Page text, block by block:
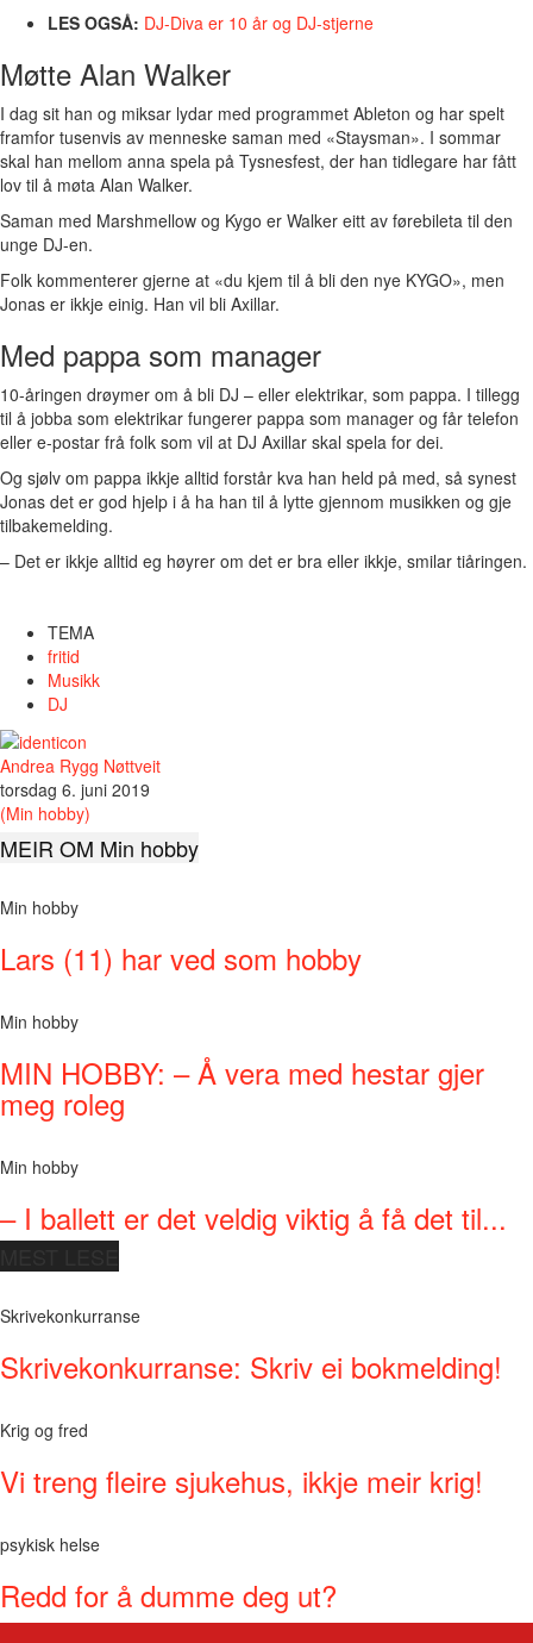
LES OGSÅ: DJ-Diva er 10 år og DJ-stjerne
Møtte Alan Walker
I dag sit han og miksar lydar med programmet Ableton og har spelt
framfor tusenvis av menneske saman med «Staysman». I sommar
skal han mellom anna spela på Tysnesfest, der han tidlegare har fått
lov til å møta Alan Walker.
Saman med Marshmellow og Kygo er Walker eitt av førebileta til den
unge DJ-en.
Folk kommenterer gjerne at «du kjem til å bli den nye KYGO», men
Jonas er ikkje einig. Han vil bli Axillar.
Med pappa som manager
10-åringen drøymer om å bli DJ – eller elektrikar, som pappa. I tillegg
til å jobba som elektrikar fungerer pappa som manager og får telefon
eller e-postar frå folk som vil at DJ Axillar skal spela for dei.
Og sjølv om pappa ikkje alltid forstår kva han held på med, så synest
Jonas det er god hjelp i å ha han til å lytte gjennom musikken og gje
tilbakemelding.
– Det er ikkje alltid eg høyrer om det er bra eller ikkje, smilar tiåringen.
TEMA
fritid
Musikk
DJ
Andrea Rygg Nøttveit
torsdag 6. juni 2019
(Min hobby)
MEIR OM Min hobby
Min hobby
Lars (11) har ved som hobby
Min hobby
MIN HOBBY: – Å vera med hestar gjer
meg roleg
Min hobby
– I ballett er det veldig viktig å få det til...
Skrivekonkurranse
Skrivekonkurranse: Skriv ei bokmelding!
Krig og fred
Vi treng fleire sjukehus, ikkje meir krig!
psykisk helse
Redd for å dumme deg ut?